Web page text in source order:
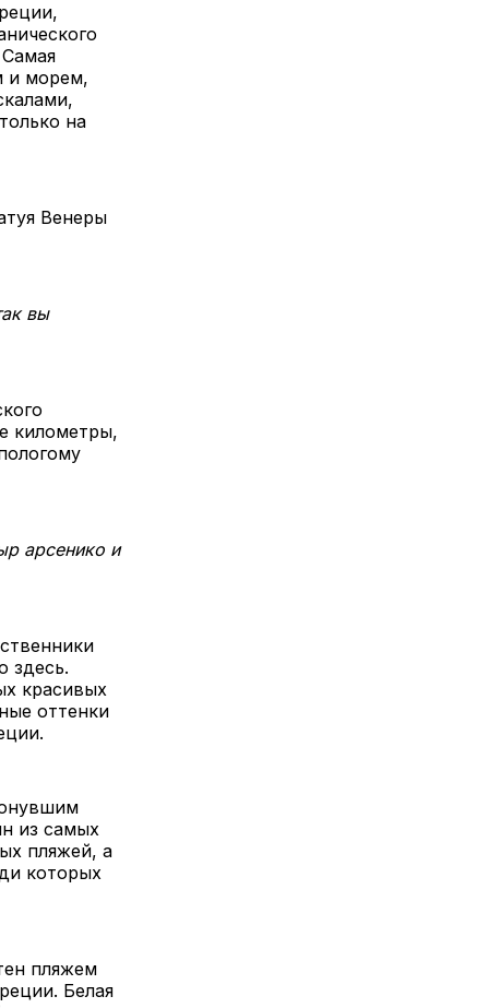
и морем,
на
Венеры
вы
километры,
арсенико и
здесь.
красивых
оттенки
из самых
пляжей, а
которых
пляжем
Белая